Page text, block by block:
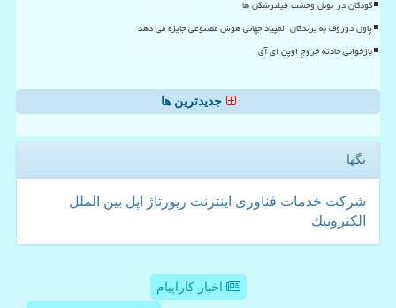
کودکان در تونل وحشت فیلترشکن ها
پاول دوروف به برندگان المپیاد جهانی هوش مصنوعی جایزه می دهد
بازخوانی حادثه خروج اوپن ای آی
جدیدترین ها
تگها
شركت خدمات فناوری اینترنت رپورتاژ اپل بین الملل
الكترونیك
اخبار کاراپیام